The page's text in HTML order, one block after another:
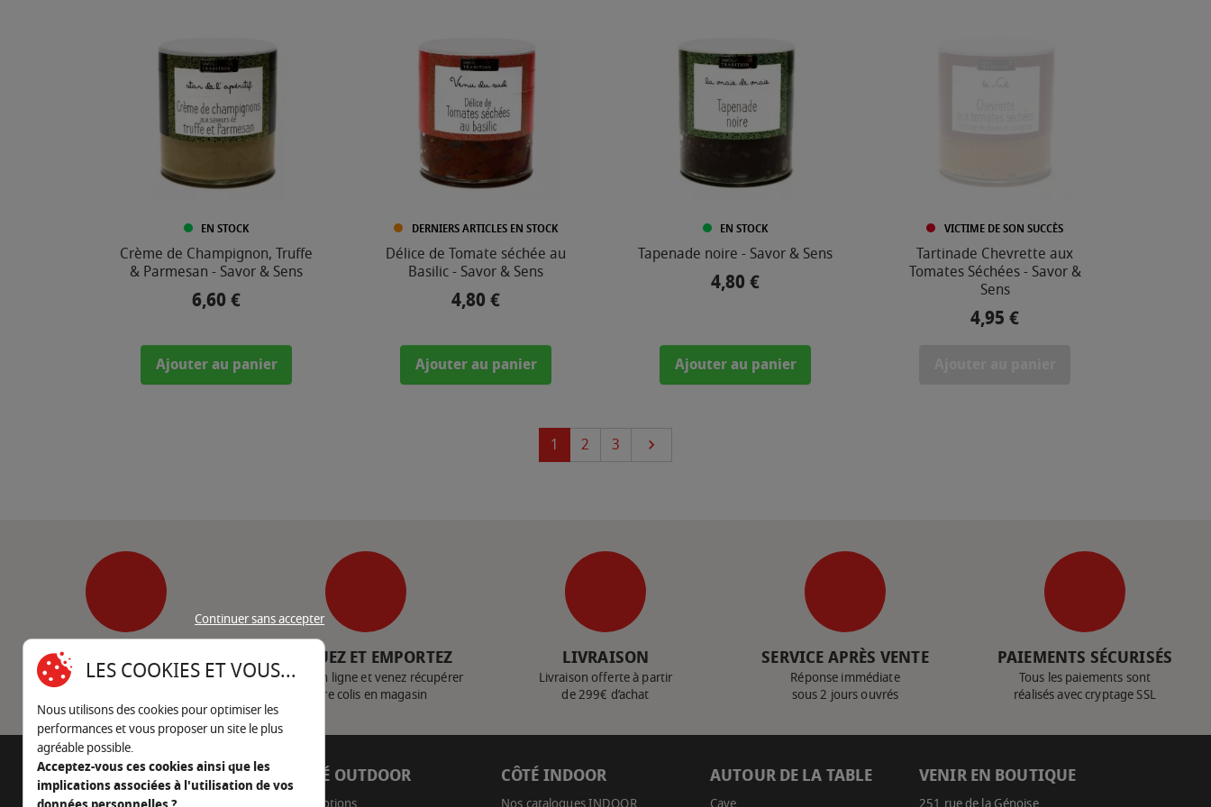
EN STOCK
Crème de Champignon, Truffe
& Parmesan - Savor & Sens
Prix
6,60 €
Ajouter au panier
DERNIERS ARTICLES EN STOCK
Délice de Tomate séchée au
Basilic - Savor & Sens
Prix
4,80 €
Ajouter au panier
EN STOCK
Tapenade noire - Savor & Sens
Prix
4,80 €
Ajouter au panier
VICTIME DE SON SUCCÈS
Tartinade Chevrette aux
Tomates Séchées - Savor &
Sens
Prix
4,95 €
1 2 3 Suivant

SERVICE CLIENT
Nous contacter
CLIQUEZ ET EMPORTEZ
Achetez en ligne et venez récupérer
votre colis en magasin
LIVRAISON
Livraison offerte à partir
de 299€ d’achat
SERVICE APRÈS VENTE
Réponse immédiate
sous 2 jours ouvrés
PAIEMENTS SÉCURISÉS
Tous les paiements sont
réalisés avec cryptage SSL
AUTOUR DU FEU CÔTÉ OUTDOOR CÔTÉ INDOOR AUTOUR DE LA TABLE VENIR EN BOUTIQUE
Continuer sans accepter
LES COOKIES ET VOUS...
Nous utilisons des cookies pour optimiser les
performances et vous proposer un site le plus
agréable possible.
Acceptez-vous ces cookies ainsi que les
implications associées à l'utilisation de vos